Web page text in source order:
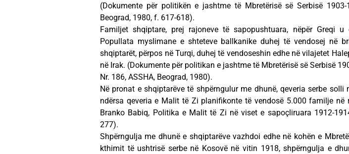
(Dokumente për politikën e jashtme të Mbretërisë së Serbisë
Beograd, 1980, f. 617-618).
Familjet shqiptare, prej rajoneve të sapopushtuara, nëpër Greqi
Popullata myslimane e shteteve ballkanike duhej të vendosej në
shqiptarët, përpos në Turqi, duhej të vendoseshin edhe në vilajetet
në Irak. (Dokumente për politikan e jashtme të Mbretërisë së Serbisë
Nr. 186, ASSHA, Beograd, 1980).
Në pronat e shqiptarëve të shpërngulur me dhunë, qeveria serbe
ndërsa qeveria e Malit të Zi planifikonte të vendosë 5.000 familje në
Branko Babiq, Politika e Malit të Zi në viset e sapoçliruara 1912-
277).
Shpërngulja me dhunë e shqiptarëve vazhdoi edhe në kohën e
kthimit të ushtrisë serbe në Kosovë në vitin 1918, shpërngulja e